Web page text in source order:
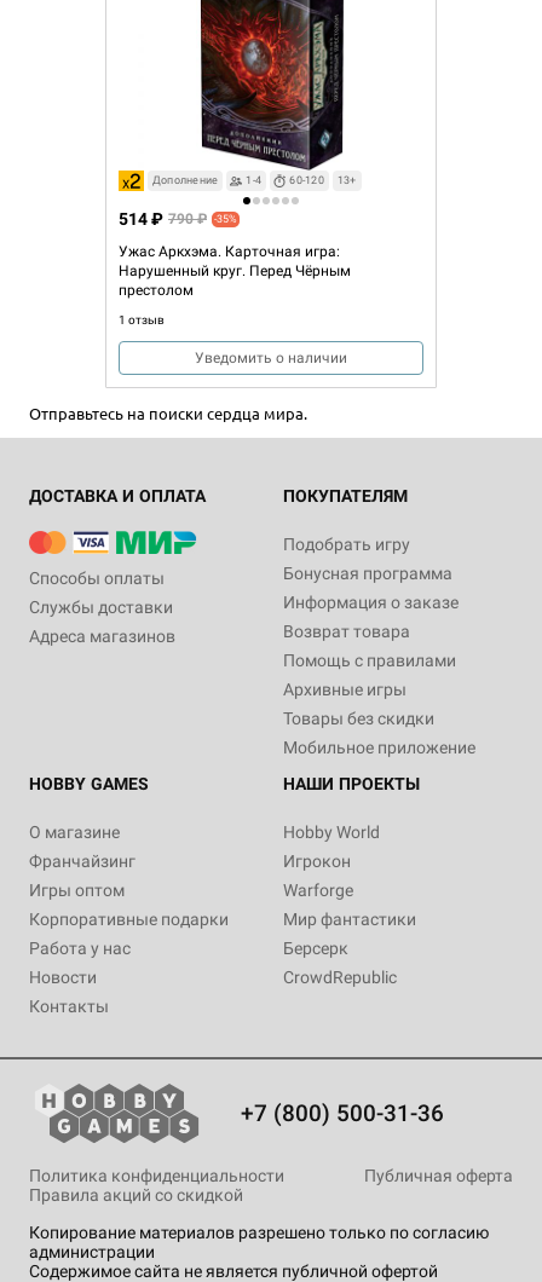
Дополнение 1-4 60-120 13+
Ужас Аркхэма. Карточная игра:
Нарушенный круг. Перед Чёрным
престолом
1 отзыв
514 ₽ 790 ₽ -35%
Уведомить о наличии
Отправьтесь на поиски сердца мира.
ДОСТАВКА И ОПЛАТА
Способы оплаты
Службы доставки
Адреса магазинов
ПОКУПАТЕЛЯМ
Подобрать игру
Бонусная программа
Информация о заказе
Возврат товара
Помощь с правилами
Архивные игры
Товары без скидки
Мобильное приложение
HOBBY GAMES
О магазине
Франчайзинг
Игры оптом
Корпоративные подарки
Работа у нас
Новости
Контакты
НАШИ ПРОЕКТЫ
Hobby World
Игрокон
Warforge
Мир фантастики
Берсерк
CrowdRepublic
+7 (800) 500-31-36
Копирование материалов разрешено только по согласию
администрации
Содержимое сайта не является публичной офертой
Политика конфиденциальности
Публичная оферта
Правила акций со скидкой